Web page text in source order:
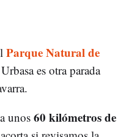
Parque Natural de
es otra parada
unos 60 kilómetros de